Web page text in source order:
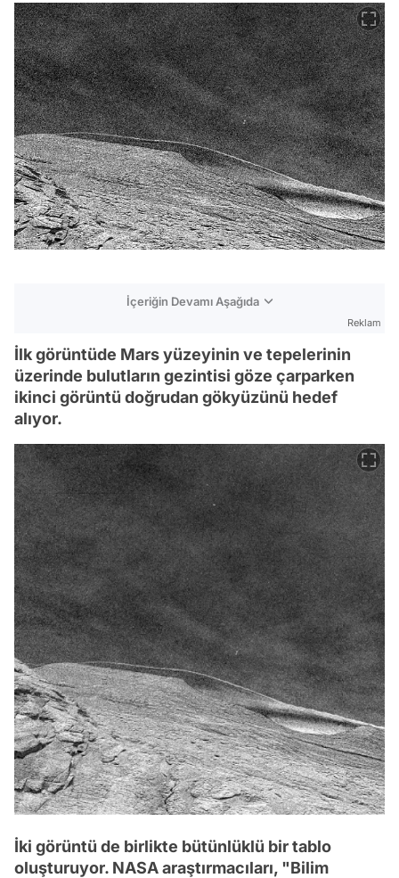
İçeriğin Devamı Aşağıda
Reklam
İlk görüntüde Mars yüzeyinin ve tepelerinin
üzerinde bulutların gezintisi göze çarparken
ikinci görüntü doğrudan gökyüzünü hedef
alıyor.
İki görüntü de birlikte bütünlüklü bir tablo
oluşturuyor. NASA araştırmacıları, "Bilim